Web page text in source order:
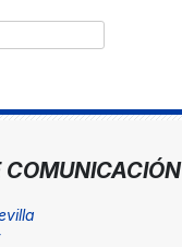
COMUNICACIÓN